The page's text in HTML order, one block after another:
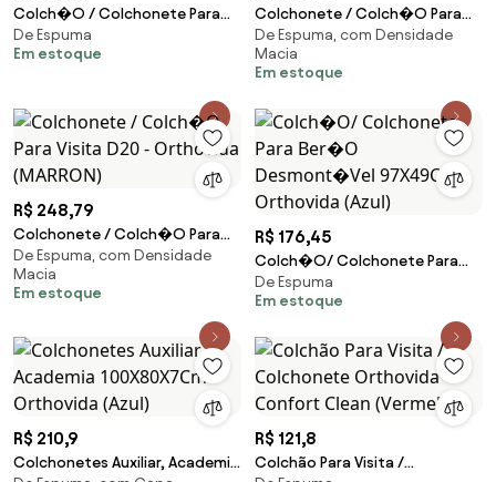
Colch�O / Colchonete Para
Ber�O Desmont�Vel -
Orthovida
De Espuma
Em estoque
Colchonete / Colch�O Para
Visita D20 - Orthovida (Azul)
De Espuma, com Densidade
Macia
Em estoque
R$ 248,79
Colchonete / Colch�O Para
Visita D20 - Orthovida
(MARRON)
De Espuma, com Densidade
Macia
Em estoque
R$ 176,45
Colch�O/ Colchonete Para
Ber�O Desmont�Vel
97X49Cm Orthovida (Azul)
De Espuma
Em estoque
R$ 210,9
Colchonetes Auxiliar, Academia
R$ 121,8
Colchão Para Visita /